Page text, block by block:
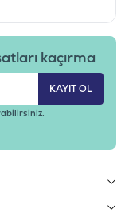
kaçırma
KAYIT OL